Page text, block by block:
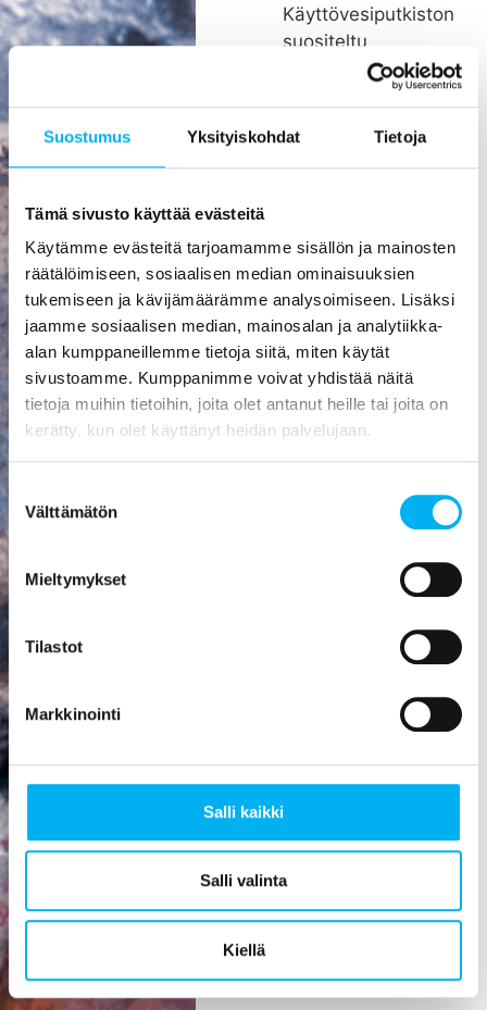
Suostumus Yksityiskohdat Tietoja
Tämä sivusto käyttää evästeitä
Käytämme evästeitä tarjoamamme sisällön ja mainosten
räätälöimiseen, sosiaalisen median ominaisuuksien
tukemiseen ja kävijämäärämme analysoimiseen. Lisäksi
jaamme sosiaalisen median, mainosalan ja analytiikka-
alan kumppaneillemme tietoja siitä, miten käytät
sivustoamme. Kumppanimme voivat yhdistää näitä
tietoja muihin tietoihin, joita olet antanut heille tai joita on
kerätty, kun olet käyttänyt heidän palvelujaan.
valinta
Välttämätön
Mieltymykset
Tilastot
Markkinointi
Salli kaikki
Salli valinta
Kiellä
Käyttövesiputkiston
suositeltu
remonttiväli
Rakenteiden
pienikin
vuoto voi
aiheuttaa
mittavat
kosteusvauriot,
kuten
vesivahingon
homehtumisen.
parantaa
viihtyisyyttä,
ehkäisee
vesivahinkoja,
helpottaa
pidentää
elinikää.